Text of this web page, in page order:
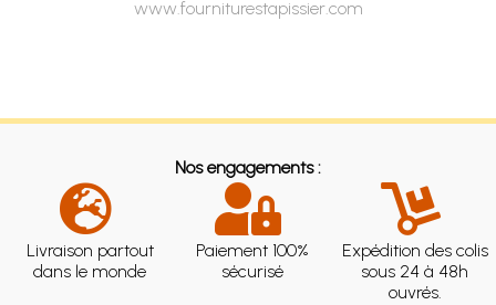
www.fourniturestapissier.com
Nos engagements :
Livraison partout
dans le monde
Paiement 100%
sécurisé
Expédition des colis
sous 24 à 48h
ouvrés.